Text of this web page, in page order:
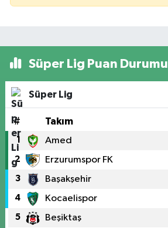
Süper Lig Puan Durumu
Süper Lig
# Takım
1 Amed
2 Erzurumspor FK
3 Başakşehir
4 Kocaelispor
5 Beşiktaş